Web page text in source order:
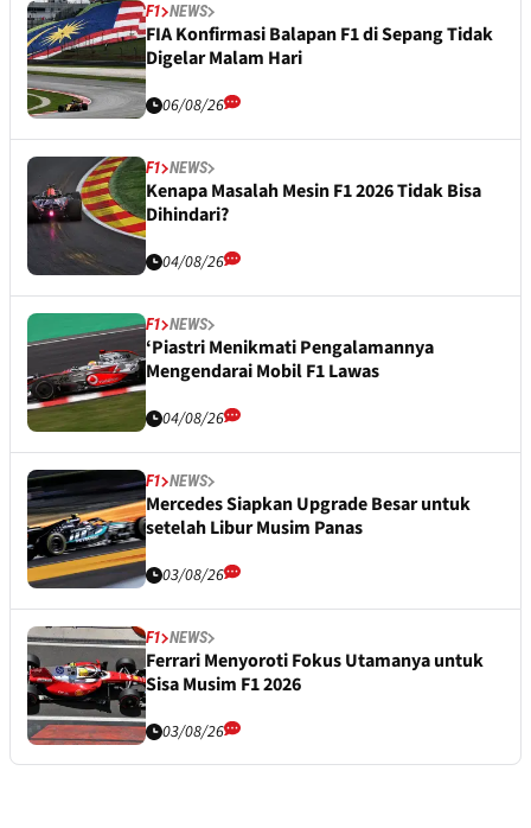
F1 NEWS
FIA Konfirmasi Balapan F1 di Sepang Tidak
Digelar Malam Hari
06/08/26
F1 NEWS
Kenapa Masalah Mesin F1 2026 Tidak Bisa
Dihindari?
04/08/26
F1 NEWS
‘Piastri Menikmati Pengalamannya
Mengendarai Mobil F1 Lawas
04/08/26
F1 NEWS
Mercedes Siapkan Upgrade Besar untuk
setelah Libur Musim Panas
03/08/26
F1 NEWS
Ferrari Menyoroti Fokus Utamanya untuk
Sisa Musim F1 2026
03/08/26